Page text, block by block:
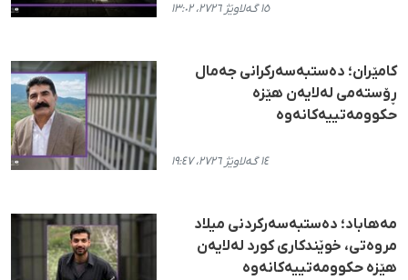
١٥ گەلاوێژ ٢٧٢٦، ١٣:٠٢
کامێران؛ دەستبەسەرکرانی جەمال
ڕۆستەمی لەلایەن هێزە
حکوومەتییەکانەوە
١٤ گەلاوێژ ٢٧٢٦، ١٩:٤٧
مەهاباد؛ دەستبەسەرکردنی میلاد
مروەتی، خوێندکاری کورد لەلایەن
هێزە حکوومەتییەکانەوە